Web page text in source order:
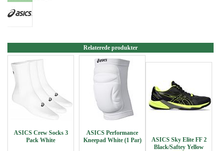
Relaterede produkter
ASICS Crew Socks 3
Pack White
ASICS Performance
Kneepad White (1 Par)
ASICS Sky Elite FF 2
Black/Saftey Yellow